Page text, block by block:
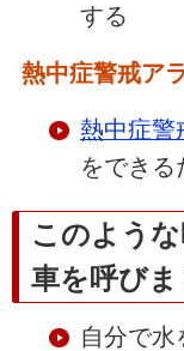
する
熱中症警戒ア
熱中症警
をできる
このよう
車を呼びま
自分で水